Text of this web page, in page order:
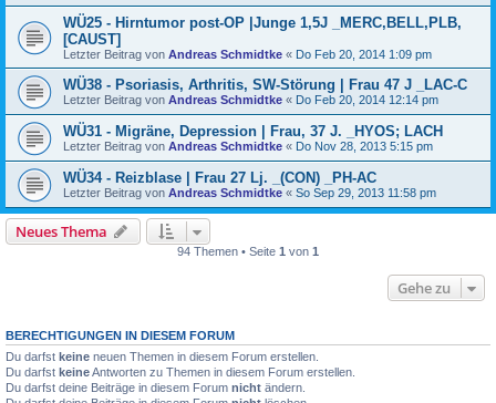
WÜ25 - Hirntumor post-OP |Junge 1,5J _MERC,BELL,PLB,
[CAUST]
Letzter Beitrag von Andreas Schmidtke « Do Feb 20, 2014 1:09 pm
WÜ38 - Psoriasis, Arthritis, SW-Störung | Frau 47 J _LAC-C
Letzter Beitrag von Andreas Schmidtke « Do Feb 20, 2014 12:14 pm
WÜ31 - Migräne, Depression | Frau, 37 J. _HYOS; LACH
Letzter Beitrag von Andreas Schmidtke « Do Nov 28, 2013 5:15 pm
WÜ34 - Reizblase | Frau 27 Lj. _(CON) _PH-AC
Letzter Beitrag von Andreas Schmidtke « So Sep 29, 2013 11:58 pm
Neues Thema
94 Themen • Seite 1 von 1
Gehe zu
BERECHTIGUNGEN IN DIESEM FORUM
Du darfst keine neuen Themen in diesem Forum erstellen.
Du darfst keineAntworten zu Themen in diesem Forum erstellen.
Du darfst deine Beiträge in diesem Forum nicht ändern.